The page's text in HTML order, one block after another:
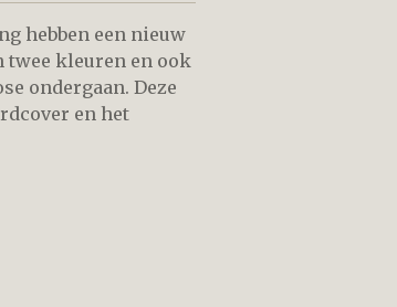
hebben een nieuw
twee kleuren en ook
ondergaan. Deze
en het